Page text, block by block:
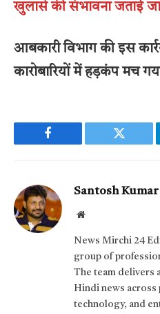
खुलासे की संभावना जताई जा
आबकारी विभाग की इस
कारोबारियों में हड़कंप मच
Facebook Twitter
Santosh Kumar
Website
News Mirchi 24
group of
The team delivers
Hindi news across
technology, and